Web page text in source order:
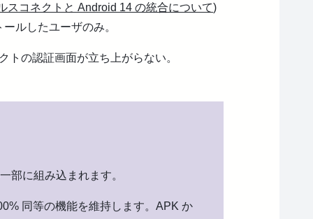
スコネクトと Android 14 の統合について)
ルしたユーザのみ。
トの認証画面が立ち上がらない。
部に組み込まれます。
同等の機能を維持します。APK か